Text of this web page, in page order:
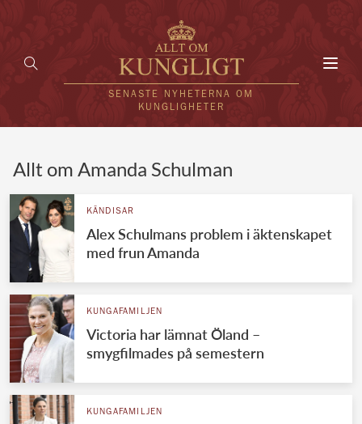
SENASTE NYHETERNA OM
KUNGLIGHETER
UTLÄNDSKT
VÄRLDENS KUNGAHUS
Svenska kungahuset
Brittiska kungahuset
Danska kungahuset
REDAKTION
Allt om Amanda Schulman
KÄNDISAR
Alex Schulmans problem i äktenskapet
med frun Amanda
KUNGAFAMILJEN
Victoria har lämnat Öland –
smygfilmades på semestern
KUNGAFAMILJEN